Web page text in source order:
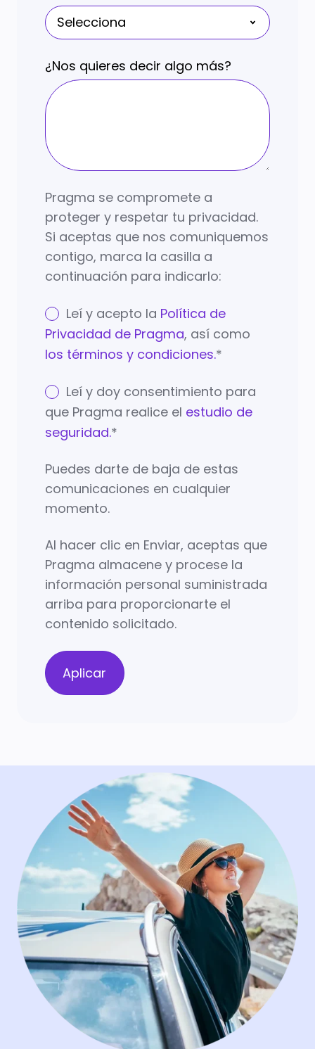
¿Nos quieres decir algo más?
Pragma se compromete a
proteger y respetar tu privacidad.
Si aceptas que nos comuniquemos
contigo, marca la casilla a
continuación para indicarlo:
Leí y acepto la Política de
Privacidad de Pragma, así como
los términos y condiciones.*
Leí y doy consentimiento para
que Pragma realice el estudio de
seguridad.*
Puedes darte de baja de estas
comunicaciones en cualquier
momento.
Al hacer clic en Enviar, aceptas que
Pragma almacene y procese la
información personal suministrada
arriba para proporcionarte el
contenido solicitado.